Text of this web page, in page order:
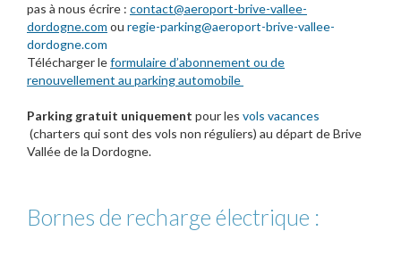
pas à nous écrire : contact@aeroport-brive-vallee-
dordogne.com ou regie-parking@aeroport-brive-vallee-
dordogne.com
Télécharger leformulaire d’abonnement ou de
renouvellement au parking automobile
Parking gratuit uniquement pour les vols vacances
(charters qui sont des vols non réguliers) au départ de Brive
Vallée de la Dordogne.
Bornes de recharge électrique :